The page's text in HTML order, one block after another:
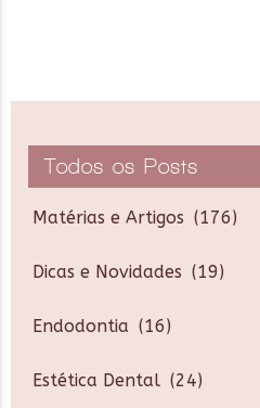
Todos os Posts
Matérias e Artigos (176)
Dicas e Novidades (19)
Endodontia (16)
Estética Dental (24)